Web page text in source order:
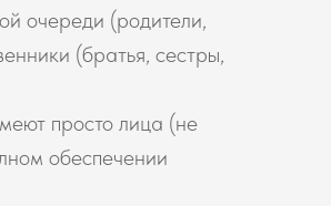
очереди (родители,
(братья, сестры,
просто лица (не
обеспечении